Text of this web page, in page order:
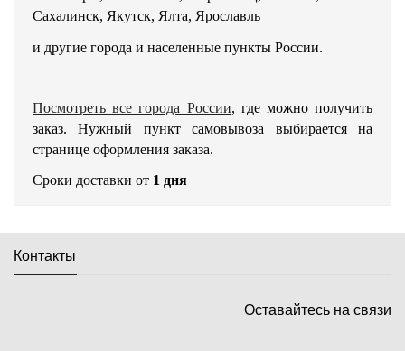
Сахалинск, Якутск, Ялта, Ярославль
и другие города и населенные пункты России.
Посмотреть все города России, где можно получить
заказ. Нужный пункт самовывоза выбирается на
странице оформления заказа.
Сроки доставки от 1 дня
Контакты
Оставайтесь на связи